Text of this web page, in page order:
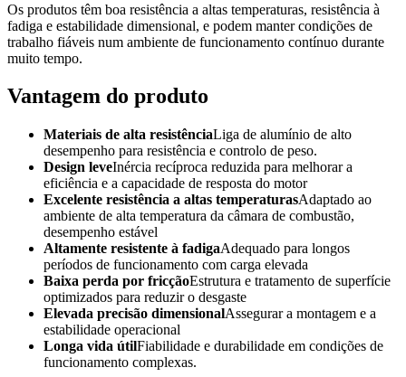
Os produtos têm boa resistência a altas temperaturas, resistência à
fadiga e estabilidade dimensional, e podem manter condições de
trabalho fiáveis num ambiente de funcionamento contínuo durante
muito tempo.
Vantagem do produto
Materiais de alta resistênciaLiga de alumínio de alto
desempenho para resistência e controlo de peso.
Design leveInércia recíproca reduzida para melhorar a
eficiência e a capacidade de resposta do motor
Excelente resistência a altas temperaturasAdaptado ao
ambiente de alta temperatura da câmara de combustão,
desempenho estável
Altamente resistente à fadigaAdequado para longos
períodos de funcionamento com carga elevada
Baixa perda por fricçãoEstrutura e tratamento de superfície
optimizados para reduzir o desgaste
Elevada precisão dimensionalAssegurar a montagem e a
estabilidade operacional
Longa vida útilFiabilidade e durabilidade em condições de
funcionamento complexas.